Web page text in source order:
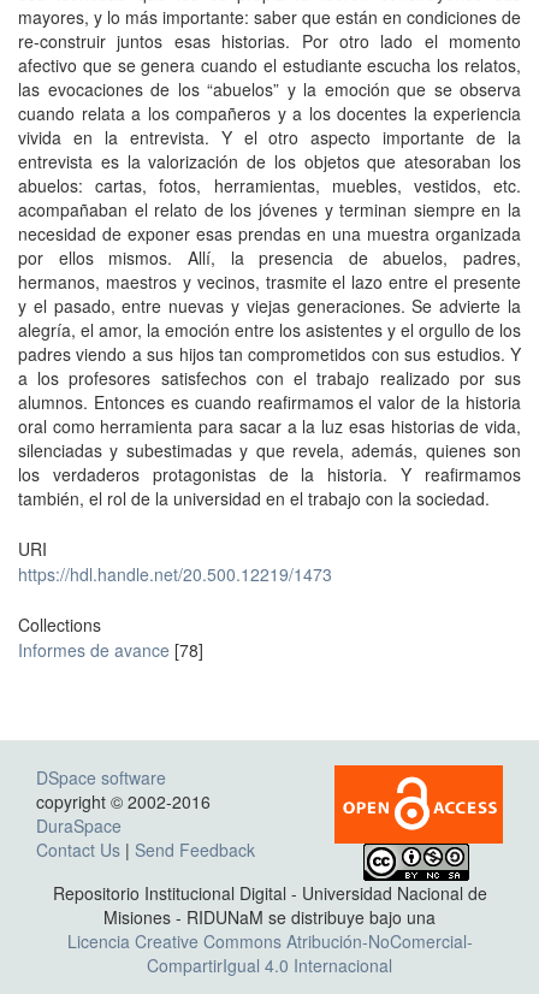
mayores, y lo más importante: saber que están en condiciones de
re-construir juntos esas historias. Por otro lado el momento
afectivo que se genera cuando el estudiante escucha los relatos,
las evocaciones de los “abuelos” y la emoción que se observa
cuando relata a los compañeros y a los docentes la experiencia
vivida en la entrevista. Y el otro aspecto importante de la
entrevista es la valorización de los objetos que atesoraban los
abuelos: cartas, fotos, herramientas, muebles, vestidos, etc.
acompañaban el relato de los jóvenes y terminan siempre en la
necesidad de exponer esas prendas en una muestra organizada
por ellos mismos. Allí, la presencia de abuelos, padres,
hermanos, maestros y vecinos, trasmite el lazo entre el presente
y el pasado, entre nuevas y viejas generaciones. Se advierte la
alegría, el amor, la emoción entre los asistentes y el orgullo de los
padres viendo a sus hijos tan comprometidos con sus estudios. Y
a los profesores satisfechos con el trabajo realizado por sus
alumnos. Entonces es cuando reafirmamos el valor de la historia
oral como herramienta para sacar a la luz esas historias de vida,
silenciadas y subestimadas y que revela, además, quienes son
los verdaderos protagonistas de la historia. Y reafirmamos
también, el rol de la universidad en el trabajo con la sociedad.
URI
https://hdl.handle.net/20.500.12219/1473
Collections
Informes de avance [78]
DSpace software
copyright © 2002-2016
DuraSpace
Contact Us | Send Feedback
Repositorio Institucional Digital - Universidad Nacional de
Misiones - RIDUNaM se distribuye bajo una
Licencia Creative Commons Atribución-NoComercial-
CompartirIgual 4.0 Internacional